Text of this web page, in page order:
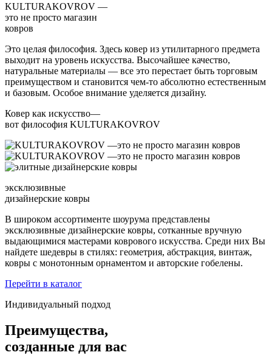
KULTURAKOVROV —
это не просто магазин
ковров
Это целая философия. Здесь ковер из утилитарного предмета
выходит на уровень искусства. Высочайшее качество,
натуральные материалы — все это перестает быть торговым
преимуществом и становится чем-то абсолютно естественным
и базовым. Особое внимание уделяется дизайну.
Ковер как искусство—
вот философия KULTURAKOVROV
эксклюзивные
дизайнерские ковры
В широком ассортименте шоурума представлены
эксклюзивные дизайнерские ковры, сотканные вручную
выдающимися мастерами коврового искусства. Среди них Вы
найдете шедевры в стилях: геометрия, абстракция, винтаж,
ковры с монотонным орнаментом и авторские гобелены.
Перейти в каталог
Индивидуальный подход
Преимущества,
созданные для вас